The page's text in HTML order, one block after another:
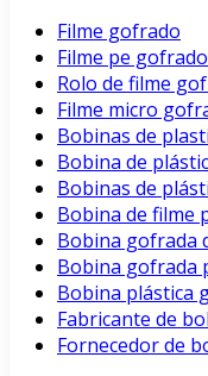
Filme gofrado
Filme pe gofrado
Rolo de filme
Filme micro
Bobinas de
Bobina de
Bobinas de
Bobina de filme
Bobina gofrada
Bobina gofrada
Bobina plástica
Fabricante de
Fornecedor de